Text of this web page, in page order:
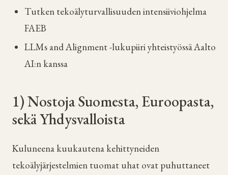
Tutken tekoälyturvallisuuden intensiiviohjelma
FAEB
LLMs and Alignment -lukupiiri yhteistyössä Aalto
AI:n kanssa
1) Nostoja Suomesta, Euroopasta,
sekä Yhdysvalloista
Kuluneena kuukautena kehittyneiden
tekoälyjärjestelmien tuomat uhat ovat puhuttaneet